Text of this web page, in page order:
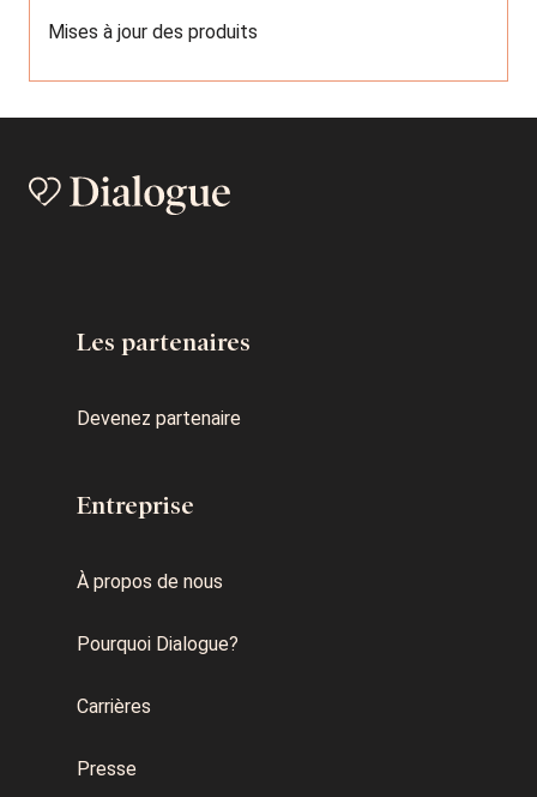
Mises à jour des produits
Les partenaires
Devenez partenaire
Entreprise
À propos de nous
Pourquoi Dialogue?
Carrières
Presse